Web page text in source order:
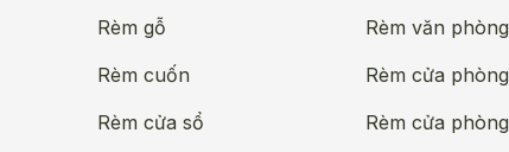
Rèm gỗ
Rèm cuốn
Rèm cửa sổ
Rèm văn phòng
Rèm cửa
Rèm cửa